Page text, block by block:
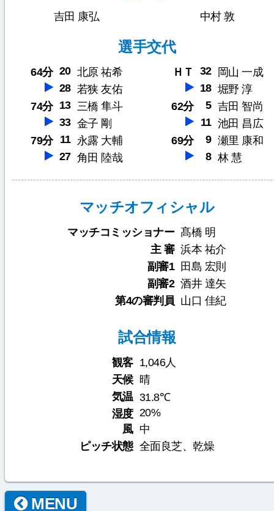
吉田 康弘 中村 敦
選手交代
64分 20 北原 祐希
28 若狭 友佑
74分 13 三橋 隼斗
33 金子 剛
79分
11 永露 大輔
27 角田 陸哉
ＨＴ 32
岡山 一成
18 堀野 淳
62分
5 吉田 智尚
11 池田 昌広
69分
9 瀬里 康和
8 林 慧
マッチオフィシャル
マッチコミッショナー 髙橋 明
主 審 浜本 祐介
副審1
田島 宏則
副審2 酒井 達矢
第4の審判員 山口 佳紀
試合情報
観客 1,046人
天候 晴
気温 31.8℃
湿度 20%
風 中
ピッチ状態 全面良芝、乾燥
MENU